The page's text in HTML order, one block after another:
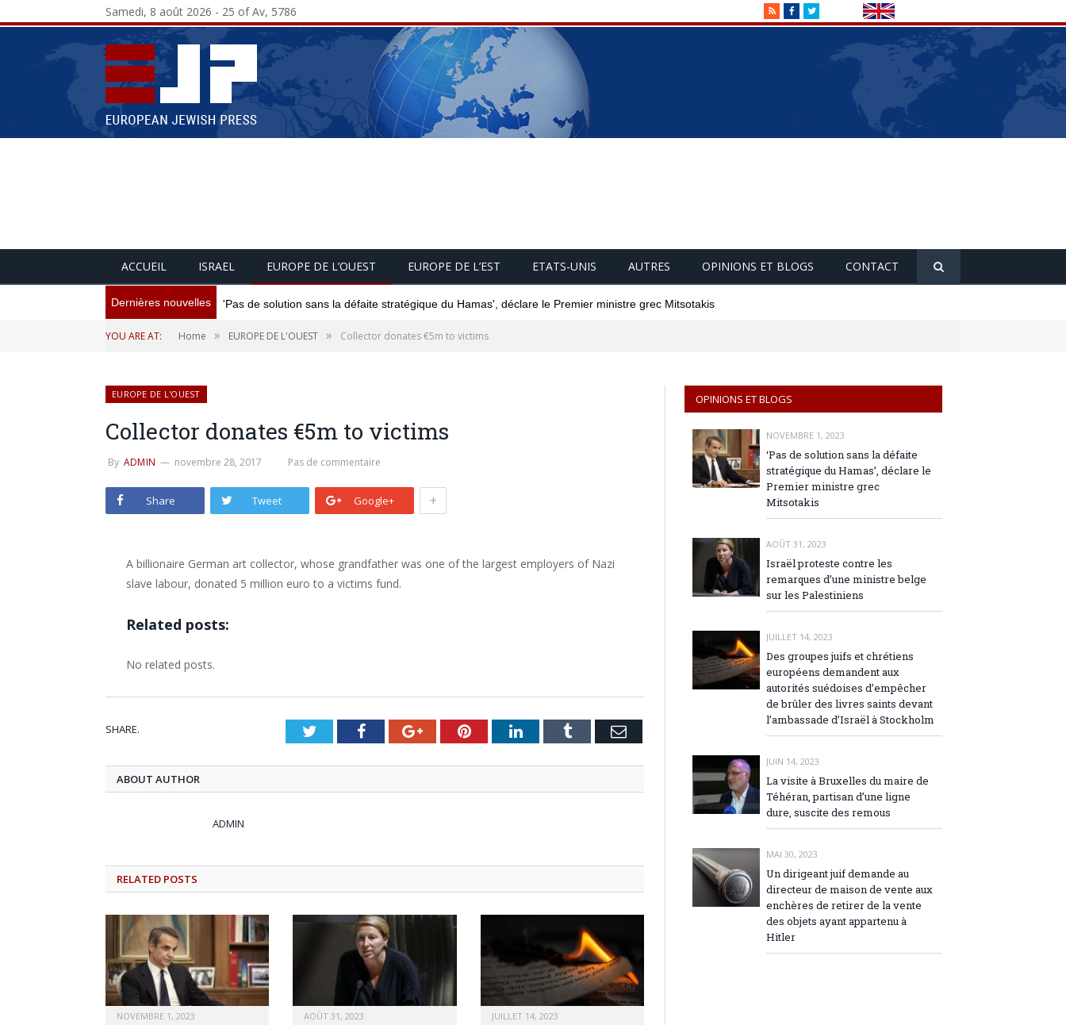
RSSFacebookTwitter
Samedi, 8 août 2026 - 25 of Av, 5786
ACCUEIL ISRAEL EUROPE DE L’OUEST EUROPE DE L’EST ETATS-UNIS AUTRES OPINIONS ET BLOGS CONTACT
Dernières nouvelles 'Pas de solution sans la défaite stratégique du Hamas', déclare le Premier ministre grec Mitsotakis
YOU ARE AT: Home » EUROPE DE L'OUEST » Collector donates €5m to victims
EUROPE DE L'OUEST
Collector donates €5m to victims
By ADMIN novembre 28, 2017 Pas de commentaire
Share Tweet Google+ +
A billionaire German art collector, whose grandfather was one of the largest employers of Nazi
slave labour, donated 5 million euro to a victims fund.
Related posts:
No related posts.
SHARE. TwitterFacebookGoogle+PinterestLinkedInTumblr Email
ABOUT AUTHOR
ADMIN
RELATED POSTS
NOVEMBRE 1, 2023 AOÛT 31, 2023 JUILLET 14, 2023
OPINIONS ET BLOGS
NOVEMBRE 1, 2023
‘Pas de solution sans la défaite
stratégique du Hamas’, déclare le
Premier ministre grec
Mitsotakis
AOÛT 31, 2023
Israël proteste contre les
remarques d’une ministre belge
sur les Palestiniens
JUILLET 14, 2023
Des groupes juifs et chrétiens
européens demandent aux
autorités suédoises d’empêcher
de brûler des livres saints devant
l’ambassade d’Israël à Stockholm
JUIN 14, 2023
La visite à Bruxelles du maire de
Téhéran, partisan d’une ligne
dure, suscite des remous
MAI 30, 2023
Un dirigeant juif demande au
directeur de maison de vente aux
enchères de retirer de la vente
des objets ayant appartenu à
Hitler